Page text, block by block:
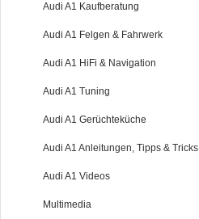
Audi A1 Kaufberatung
Audi A1 Felgen & Fahrwerk
Audi A1 HiFi & Navigation
Audi A1 Tuning
Audi A1 Gerüchteküche
Audi A1 Anleitungen, Tipps & Tricks
Audi A1 Videos
Multimedia